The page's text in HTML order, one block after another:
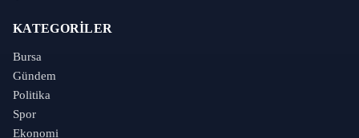
KATEGORILER
Bursa
Gündem
Politika
Spor
Ekonomi